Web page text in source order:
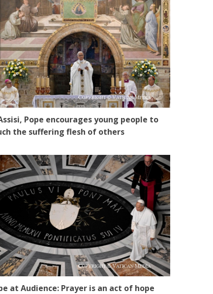
Pope encourages young people to
the suffering flesh of others
at Audience: Prayer is an act of hope